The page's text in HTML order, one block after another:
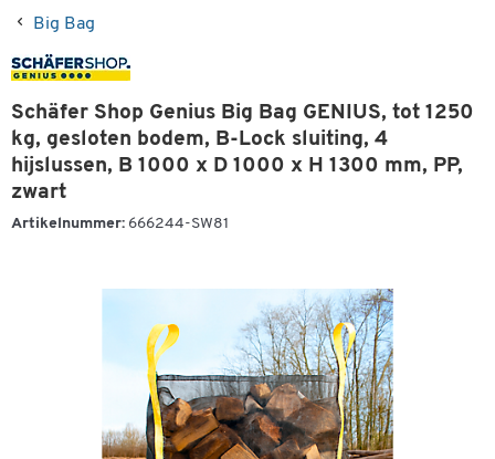
Big Bag
Schäfer Shop Genius Big Bag GENIUS, tot 1250
kg, gesloten bodem, B-Lock sluiting, 4
hijslussen, B 1000 x D 1000 x H 1300 mm, PP,
zwart
Artikelnummer: 666244-SW81